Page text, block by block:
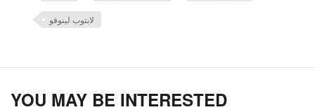
لابتوب لينوفو
YOU MAY BE INTERESTED